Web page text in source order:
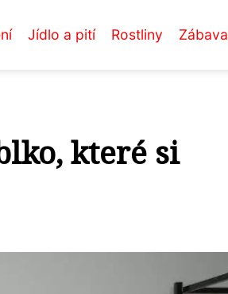
Jídlo a pití Rostliny Zábava
které si